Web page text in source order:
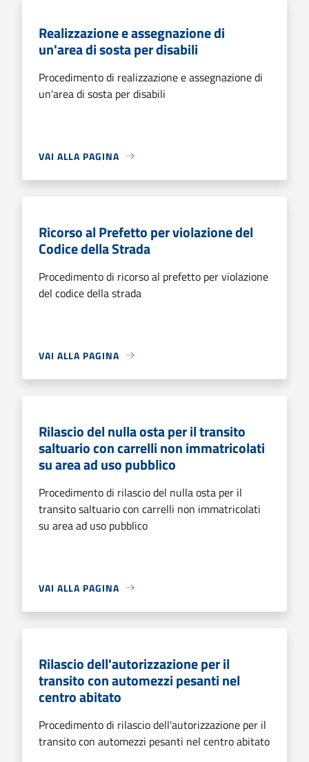
Realizzazione e assegnazione di
un'area di sosta per disabili
Procedimento di realizzazione e assegnazione di
un'area di sosta per disabili
VAI ALLA PAGINA
Ricorso al Prefetto per violazione del
Codice della Strada
Procedimento di ricorso al prefetto per violazione
del codice della strada
VAI ALLA PAGINA
Rilascio del nulla osta per il transito
saltuario con carrelli non immatricolati
su area ad uso pubblico
Procedimento di rilascio del nulla osta per il
transito saltuario con carrelli non immatricolati
su area ad uso pubblico
VAI ALLA PAGINA
Rilascio dell'autorizzazione per il
transito con automezzi pesanti nel
centro abitato
Procedimento di rilascio dell'autorizzazione per il
transito con automezzi pesanti nel centro abitato